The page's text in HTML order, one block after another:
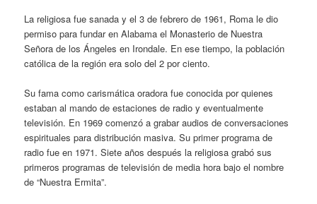
La religiosa fue sanada y el 3 de febrero de 1961, Roma le dio
permiso para fundar en Alabama el Monasterio de Nuestra
Señora de los Ángeles en Irondale. En ese tiempo, la población
católica de la región era solo del 2 por ciento.
Su fama como carismática oradora fue conocida por quienes
estaban al mando de estaciones de radio y eventualmente
televisión. En 1969 comenzó a grabar audios de conversaciones
espirituales para distribución masiva. Su primer programa de
radio fue en 1971. Siete años después la religiosa grabó sus
primeros programas de televisión de media hora bajo el nombre
de “Nuestra Ermita”.